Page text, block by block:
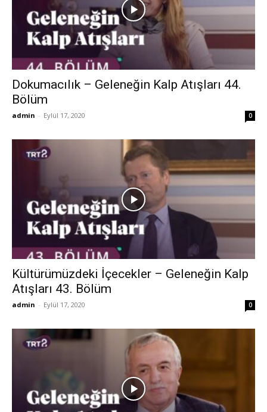
Dokumacılık – Geleneğin Kalp Atışları 44.
Bölüm
admin - Eylül 17, 2020 0
Kültürümüzdeki İçecekler – Geleneğin Kalp
Atışları 43. Bölüm
admin - Eylül 17, 2020 0